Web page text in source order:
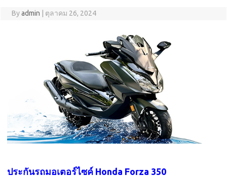
Byadmin ตุลาคม 26, 2024
ประกันรถมอเตอร์ไซค์ Honda Forza 350